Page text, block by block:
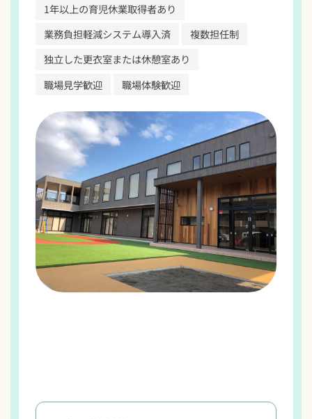
1年以上の育児休業取得者あり
業務負担軽減システム導入済
複数担任制
独立した更衣室または休憩室あり
職場見学歓迎
職場体験歓迎